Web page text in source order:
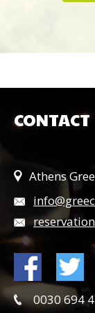
CONTACT
Athens
0030 694